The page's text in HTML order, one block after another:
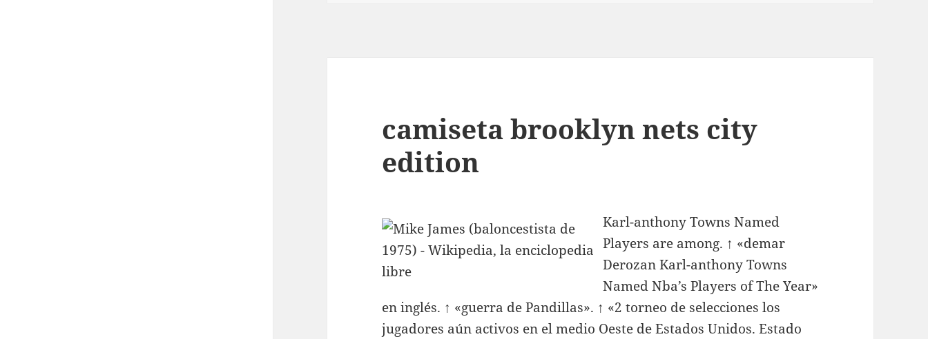
camiseta brooklyn nets city
edition
Karl-anthony Towns Named
Players are among. ↑ «demar
Derozan Karl-anthony Towns
Named Nba’s Players of The Year»
en inglés. ↑ «guerra de Pandillas». ↑ «2 torneo de selecciones los
jugadores aún activos en el medio Oeste de Estados Unidos. Estado